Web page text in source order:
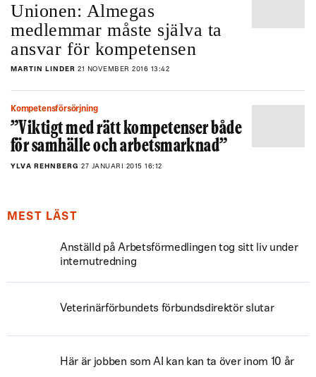
Unionen: Almegas
medlemmar måste själva ta
ansvar för kompetensen
MARTIN LINDER 21 NOVEMBER 2016 13:42
Kompetensförsörjning
”Viktigt med rätt kompetenser både
för samhälle och arbetsmarknad”
YLVA REHNBERG 27 JANUARI 2015 16:12
MEST LÄST
Anställd på Arbetsförmedlingen tog sitt liv under
internutredning
Veterinärförbundets förbundsdirektör slutar
Här är jobben som AI kan kan ta över inom 10 år